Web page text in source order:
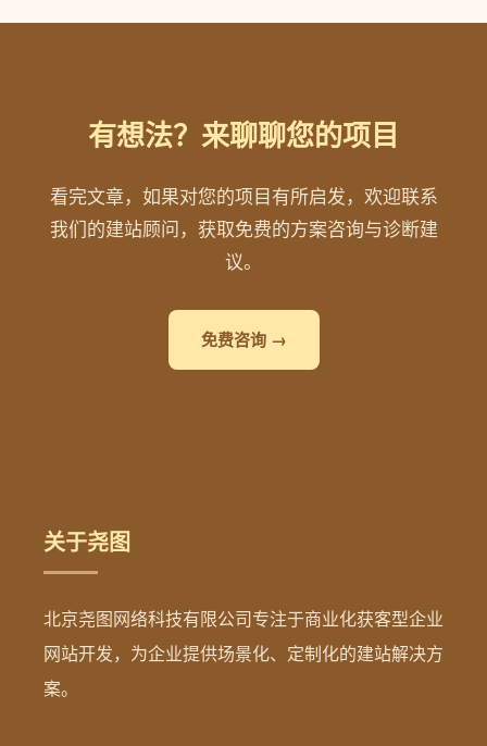
有想法？来聊聊您的项目
看完文章，如果对您的项目有所启发，欢迎联系
我们的建站顾问，获取免费的方案咨询与诊断建
议。
免费咨询 →
关于尧图
北京尧图网络科技有限公司专注于商业化获客型企业
网站开发，为企业提供场景化、定制化的建站解决方
案。